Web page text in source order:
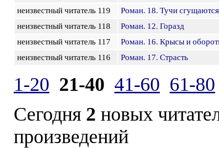
неизвестный читатель 119
Роман. 18. Тучи сгущаются
неизвестный читатель 118
Роман. 12. Горазд
неизвестный читатель 117
Роман. 16. Крысы и
неизвестный читатель 116
Роман. 17. Страсть
1-20 21-40 41-60 61-80
Сегодня 2 новых
произведений